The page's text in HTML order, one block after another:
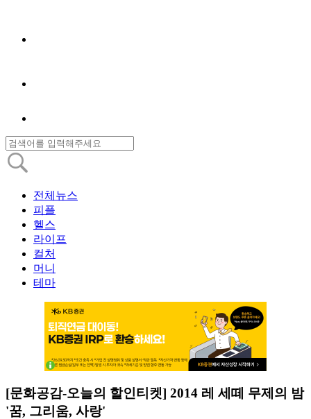
전체뉴스
피플
헬스
라이프
컬처
머니
테마
[문화공감-오늘의 할인티켓] 2014 레 세떼 무제의 밤
'꿈, 그리움, 사랑'